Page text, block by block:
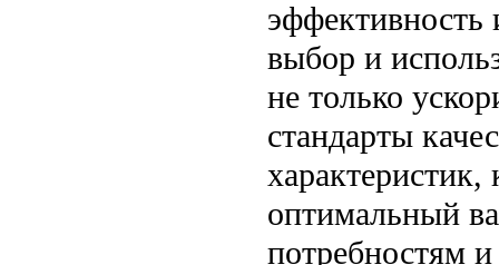
эффективность
выбор и
не только
стандарты
оптимальный
потребностям